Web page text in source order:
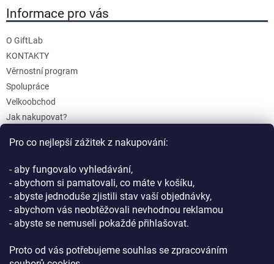
Pro co nejlepší zážitek z nakupování:
- aby fungovalo vyhledávání,
- abychom si pamatovali, co máte v košíku,
- abyste jednoduše zjistili stav vaší objednávky,
- abychom vás neobtěžovali nevhodnou reklamou
- abyste se nemuseli pokaždé přihlašovat.
Proto od vás potřebujeme souhlas se zpracováním
Informace pro vás
O GiftLab
KONTAKTY
Věrnostní program
Spolupráce
Velkoobchod
Jak nakupovat?
Reklamace a Vrácení
Podmínky ochrany osobních údajů